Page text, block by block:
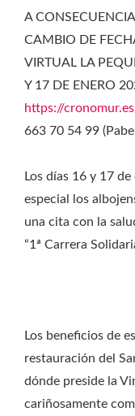
A
CAMBIO DE
VIRTUAL LA
Y 17 DE ENERO
https://
663 70 54 99
Los días 16 y 17
especial los
una cita con la
“1ª Carrera
Los beneficios de
restauración del
dónde preside la
cariñosamente